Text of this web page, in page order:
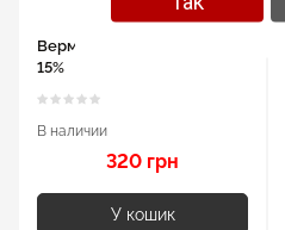
Вермут Cinzano Bianco 1л
15%
В наличии
320 грн
У кошик